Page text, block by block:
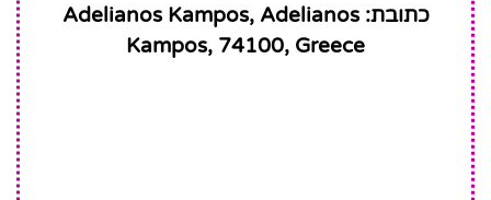
כתובת: Adelianos Kampos, Adelianos
Kampos, 74100, Greece